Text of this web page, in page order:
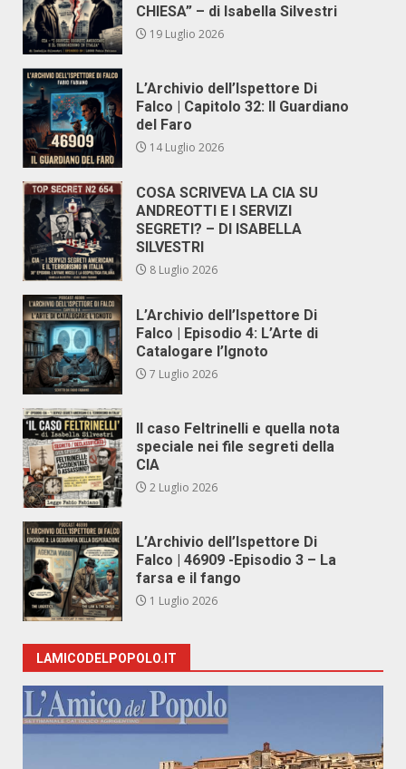
CHIESA” – di Isabella Silvestri
19 Luglio 2026
L’Archivio dell’Ispettore Di
Falco | Capitolo 32: Il Guardiano
del Faro
14 Luglio 2026
COSA SCRIVEVA LA CIA SU
ANDREOTTI E I SERVIZI
SEGRETI? – DI ISABELLA
SILVESTRI
8 Luglio 2026
L’Archivio dell’Ispettore Di
Falco | Episodio 4: L’Arte di
Catalogare l’Ignoto
7 Luglio 2026
Il caso Feltrinelli e quella nota
speciale nei file segreti della
CIA
2 Luglio 2026
L’Archivio dell’Ispettore Di
Falco | 46909 -Episodio 3 – La
farsa e il fango
1 Luglio 2026
LAMICODELPOPOLO.IT